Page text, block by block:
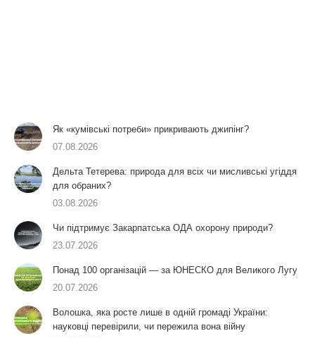
Як «кумівські потреби» прикривають джипінг?
07.08.2026
Дельта Тетерева: природа для всіх чи мисливські угіддя
для обраних?
03.08.2026
Чи підтримує Закарпатська ОДА охорону природи?
23.07.2026
Понад 100 організацій — за ЮНЕСКО для Великого Лугу
20.07.2026
Волошка, яка росте лише в одній громаді України:
науковці перевірили, чи пережила вона війну